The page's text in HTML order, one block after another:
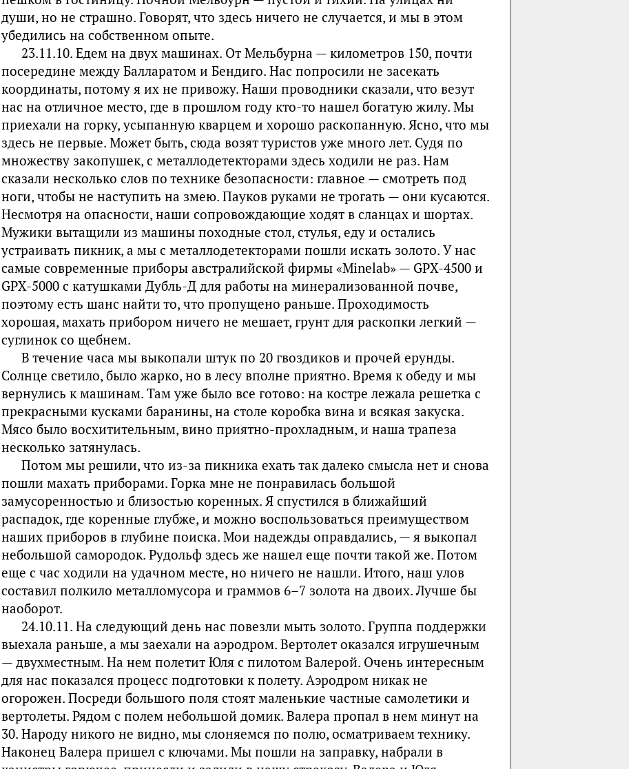
души, но не страшно. Говорят, что здесь ничего не случается, и мы в этом
убедились на собственном опыте.
23.11.10. Едем на двух машинах. От Мельбурна — километров 150, почти
посередине между Балларатом и Бендиго. Нас попросили не засекать
координаты, потому я их не привожу. Наши проводники сказали, что везут
нас на отличное место, где в прошлом году кто-то нашел богатую жилу. Мы
приехали на горку, усыпанную кварцем и хорошо раскопанную. Ясно, что мы
здесь не первые. Может быть, сюда возят туристов уже много лет. Судя по
множеству закопушек, с металлодетекторами здесь ходили не раз. Нам
сказали несколько слов по технике безопасности: главное — смотреть под
ноги, чтобы не наступить на змею. Пауков руками не трогать — они кусаются.
Несмотря на опасности, наши сопровождающие ходят в сланцах и шортах.
Мужики вытащили из машины походные стол, стулья, еду и остались
устраивать пикник, а мы с металлодетекторами пошли искать золото. У нас
самые современные приборы австралийской фирмы «Minelab» — GPХ-4500 и
GPХ-5000 с катушками Дубль-Д для работы на минерализованной почве,
поэтому есть шанс найти то, что пропущено раньше. Проходимость
хорошая, махать прибором ничего не мешает, грунт для раскопки легкий —
суглинок со щебнем.
В течение часа мы выкопали штук по 20 гвоздиков и прочей ерунды.
Солнце светило, было жарко, но в лесу вполне приятно. Время к обеду и мы
вернулись к машинам. Там уже было все готово: на костре лежала решетка с
прекрасными кусками баранины, на столе коробка вина и всякая закуска.
Мясо было восхитительным, вино приятно-прохладным, и наша трапеза
несколько затянулась.
Потом мы решили, что из-за пикника ехать так далеко смысла нет и снова
пошли махать приборами. Горка мне не понравилась большой
замусоренностью и близостью коренных. Я спустился в ближайший
распадок, где коренные глубже, и можно воспользоваться преимуществом
наших приборов в глубине поиска. Мои надежды оправдались, — я выкопал
небольшой самородок. Рудольф здесь же нашел еще почти такой же. Потом
еще с час ходили на удачном месте, но ничего не нашли. Итого, наш улов
составил полкило металломусора и граммов 6–7 золота на двоих. Лучше бы
наоборот.
24.10.11. На следующий день нас повезли мыть золото. Группа поддержки
выехала раньше, а мы заехали на аэродром. Вертолет оказался игрушечным
— двухместным. На нем полетит Юля с пилотом Валерой. Очень интересным
для нас показался процесс подготовки к полету. Аэродром никак не
огорожен. Посреди большого поля стоят маленькие частные самолетики и
вертолеты. Рядом с полем небольшой домик. Валера пропал в нем минут на
30. Народу никого не видно, мы слоняемся по полю, осматриваем технику.
Наконец Валера пришел с ключами. Мы пошли на заправку, набрали в